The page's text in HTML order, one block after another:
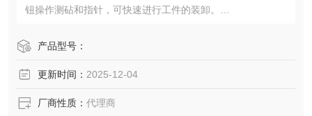
钮操作测砧和指针，可快速进行工件的装卸。
结果输出到外部。
产品型号：
更新时间： 2025-12-04
厂商性质： 代理商